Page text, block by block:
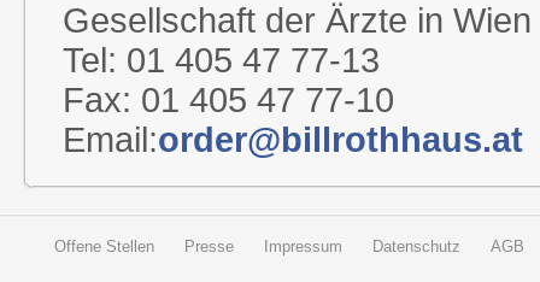
Gesellschaft der Ärzte in Wien
Tel: 01 405 47 77-13
Fax: 01 405 47 77-10
Email:order@billrothhaus.at
Offene Stellen Presse Impressum Datenschutz AGB